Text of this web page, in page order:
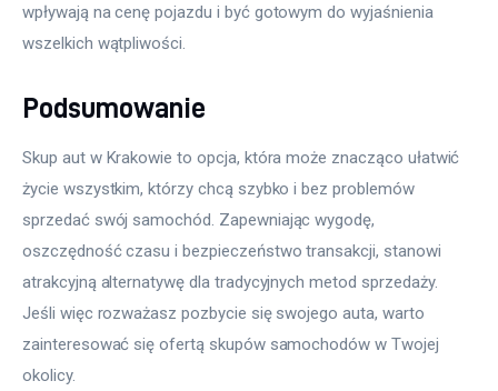
wpływają na cenę pojazdu i być gotowym do wyjaśnienia
wszelkich wątpliwości.
Podsumowanie
Skup aut w Krakowie to opcja, która może znacząco ułatwić
życie wszystkim, którzy chcą szybko i bez problemów
sprzedać swój samochód. Zapewniając wygodę,
oszczędność czasu i bezpieczeństwo transakcji, stanowi
atrakcyjną alternatywę dla tradycyjnych metod sprzedaży.
Jeśli więc rozważasz pozbycie się swojego auta, warto
zainteresować się ofertą skupów samochodów w Twojej
okolicy.